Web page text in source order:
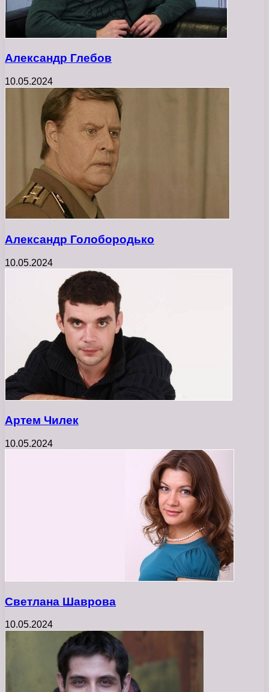
Александр Глебов
10.05.2024
Александр Голобородько
10.05.2024
Артем Чилек
10.05.2024
Светлана Шаврова
10.05.2024